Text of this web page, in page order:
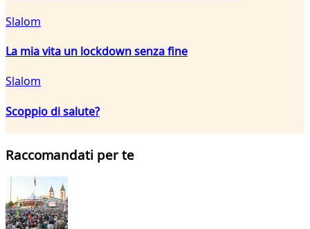
Slalom
La mia vita un lockdown senza fine
Slalom
Scoppio di salute?
Raccomandati per te